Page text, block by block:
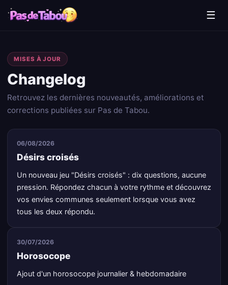
☰
MISES À JOUR
Changelog
Retrouvez les dernières nouveautés, améliorations et
corrections publiées sur Pas de Tabou.
06/08/2026
Désirs croisés
Un nouveau jeu "Désirs croisés" : dix questions, aucune
pression. Répondez chacun à votre rythme et découvrez
vos envies communes seulement lorsque vous avez
tous les deux répondu.
30/07/2026
Horosocope
Ajout d'un horosocope journalier & hebdomadaire